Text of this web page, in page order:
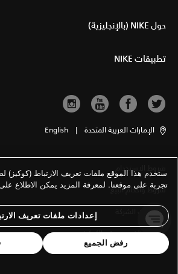
حول NIKE (بالإنجليزية)
تطبيقات NIKE
الإمارات العربية المتحدة |
English
شروط الاستخدام
شروط وأحكام البيع
معلومات الشركة
سياسة الخصوصية والكوكيز
ستخدم هذا الموقع ملفات تعريف الارتباط
تجربة على موقعنا. لمعرفة المزيد يمكن الاطلاع
إعدادات ملفات تعريف
رفض الجميع